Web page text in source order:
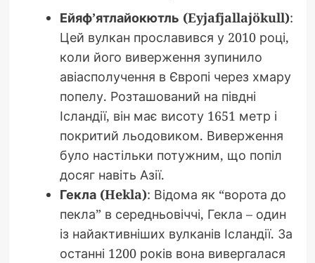
Ейяф’ятлайокютль (Eyjafjallajökull):
Цей вулкан прославився у 2010 році,
коли його виверження зупинило
авіасполучення в Європі через хмару
попелу. Розташований на півдні
Ісландії, він має висоту 1651 метр і
покритий льодовиком. Виверження
було настільки потужним, що попіл
досяг навіть Азії.
Гекла (Hekla): Відома як “ворота до
пекла” в середньовіччі, Гекла – один
із найактивніших вулканів Ісландії. За
останні 1200 років вона вивергалася